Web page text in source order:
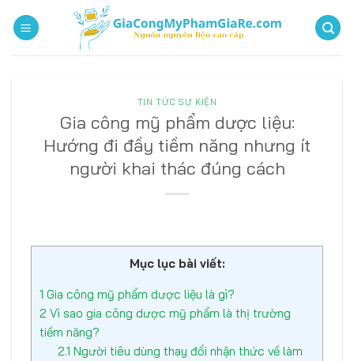
qua
TIN TỨC SỰ KIỆN
Gia công mỹ phẩm dược liệu:
Hướng đi đầy tiềm năng nhưng ít
người khai thác đúng cách
Mục lục bài viết:
1 Gia công mỹ phẩm dược liệu là gì?
2 Vì sao gia công dược mỹ phẩm là thị trường
tiềm năng?
2.1 Người tiêu dùng thay đổi nhận thức về làm